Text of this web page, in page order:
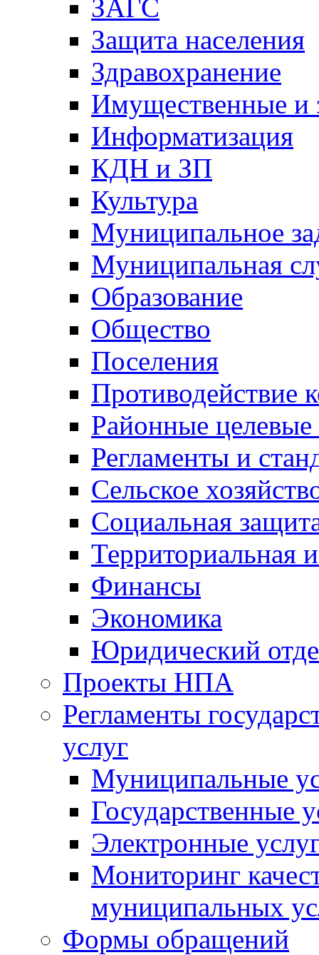
ЗАГС
Защита населения
Здравохранение
Имущественные и
Информатизация
КДН и ЗП
Культура
Муниципальное
Муниципальная
Образование
Общество
Поселения
Противодействие
Районные
Регламенты и
Сельское
Социальная
Территориальная
Финансы
Экономика
Юридический
Проекты НПА
Регламенты
услуг
Муниципальные
Государственные
Электронные
Мониторинг
муниципальных
Формы обращений